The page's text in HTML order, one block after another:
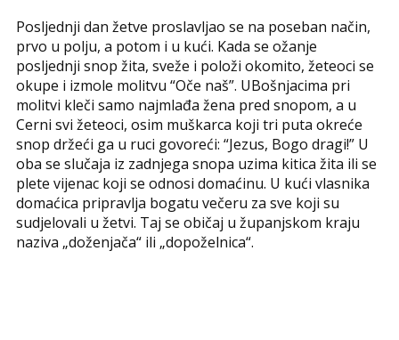
Posljednji dan žetve proslavljao se na poseban način,
prvo u polju, a potom i u kući. Kada se ožanje
posljednji snop žita, sveže i položi okomito, žeteoci se
okupe i izmole molitvu “Oče naš”. UBošnjacima pri
molitvi kleči samo najmlađa žena pred snopom, a u
Cerni svi žeteoci, osim muškarca koji tri puta okreće
snop držeći ga u ruci govoreći: “Jezus, Bogo dragi!” U
oba se slučaja iz zadnjega snopa uzima kitica žita ili se
plete vijenac koji se odnosi domaćinu. U kući vlasnika
domaćica pripravlja bogatu večeru za sve koji su
sudjelovali u žetvi. Taj se običaj u županjskom kraju
naziva „doženjača“ ili „dopoželnica“.